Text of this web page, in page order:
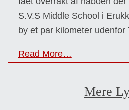
S.V.S Middle School i
by et par kilometer udenfor
Read More…
Mere